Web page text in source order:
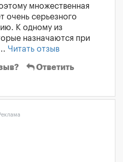
множественная
очень серьезного
К одному из
назначаются при
Читать отзыв
Ответить